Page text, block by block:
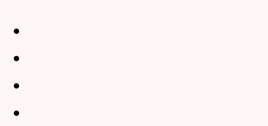
Zum
Inhalt
springen